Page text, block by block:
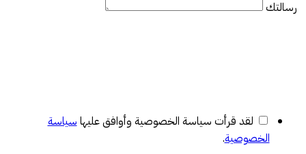
رسالتك
لقد قرأت سياسة الخصوصية وأوافق عليها سياسة
الخصوصية.